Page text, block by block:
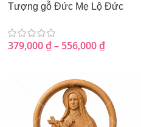
Tượng gỗ Đức Mẹ Lộ Đức
379,000₫– 556,000₫